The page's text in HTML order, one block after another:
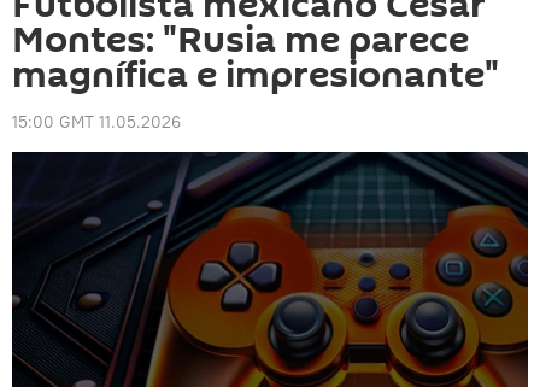
Montes: "Rusia me parece
magnífica e impresionante"
15:00 GMT 11.05.2026